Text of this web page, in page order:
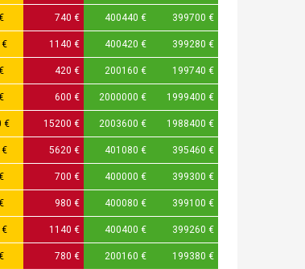
740 € 400440 € 399700 €
1140 € 400420 € 399280 €
420 € 200160 € 199740 €
600 € 2000000 € 1999400 €
€ 15200 € 2003600 € 1988400 €
5620 € 401080 € 395460 €
700 € 400000 € 399300 €
980 € 400080 € 399100 €
1140 € 400400 € 399260 €
780 € 200160 € 199380 €